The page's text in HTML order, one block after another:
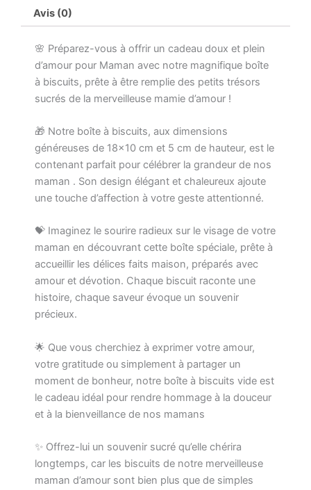
Avis (0)
🌸 Préparez-vous à offrir un cadeau doux et plein
d’amour pour Maman avec notre magnifique boîte
à biscuits, prête à être remplie des petits trésors
sucrés de la merveilleuse mamie d’amour !
🎁 Notre boîte à biscuits, aux dimensions
généreuses de 18×10 cm et 5 cm de hauteur, est le
contenant parfait pour célébrer la grandeur de nos
maman . Son design élégant et chaleureux ajoute
une touche d’affection à votre geste attentionné.
💝 Imaginez le sourire radieux sur le visage de votre
maman en découvrant cette boîte spéciale, prête à
accueillir les délices faits maison, préparés avec
amour et dévotion. Chaque biscuit raconte une
histoire, chaque saveur évoque un souvenir
précieux.
🌟 Que vous cherchiez à exprimer votre amour,
votre gratitude ou simplement à partager un
moment de bonheur, notre boîte à biscuits vide est
le cadeau idéal pour rendre hommage à la douceur
et à la bienveillance de nos mamans
✨ Offrez-lui un souvenir sucré qu’elle chérira
longtemps, car les biscuits de notre merveilleuse
maman d’amour sont bien plus que de simples